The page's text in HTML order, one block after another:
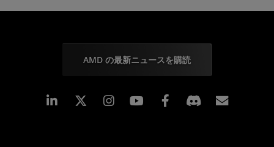
AMD の最新ニュースを購読
Linkedin Instagram Facebook